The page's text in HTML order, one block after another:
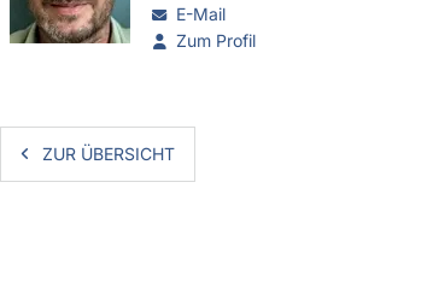
E-Mail
Zum Profil
ZUR ÜBERSICHT